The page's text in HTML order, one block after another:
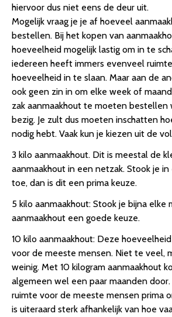
hiervoor dus niet eens de deur uit.
Mogelijk vraag je je af hoeveel
bestellen. Bij het kopen van
hoeveelheid mogelijk lastig om in te
iedereen heeft immers evenveel
hoeveelheid in te slaan. Maar aan de
ook geen zin in om elke week of
zak aanmaakhout te moeten bestellen
bezig. Je zult dus moeten inschatten
nodig hebt. Vaak kun je kiezen uit de
3 kilo aanmaakhout. Dit is meestal de
aanmaakhout in een netzak. Stook je
toe, dan is dit een prima keuze.
5 kilo aanmaakhout: Stook je bijna elke
aanmaakhout een goede keuze.
10 kilo aanmaakhout: Deze
voor de meeste mensen. Niet te veel,
weinig. Met 10 kilogram aanmaakhout
algemeen wel een paar maanden door.
ruimte voor de meeste mensen prima
is uiteraard sterk afhankelijk van hoe